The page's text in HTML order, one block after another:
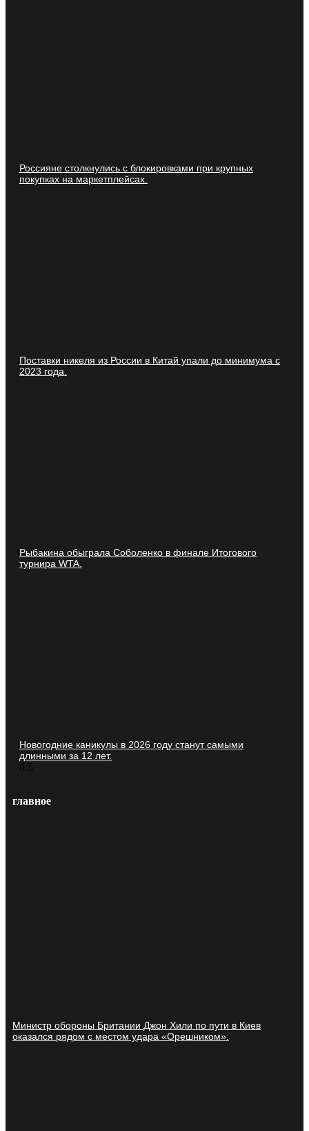
Россияне столкнулись с блокировками при крупных
покупках на маркетплейсах.
Поставки никеля из России в Китай упали до минимума с
2023 года.
Рыбакина обыграла Соболенко в финале Итогового
турнира WTA.
Новогодние каникулы в 2026 году станут самыми
длинными за 12 лет.
главное
Министр обороны Британии Джон Хили по пути в Киев
оказался рядом с местом удара «Орешником».